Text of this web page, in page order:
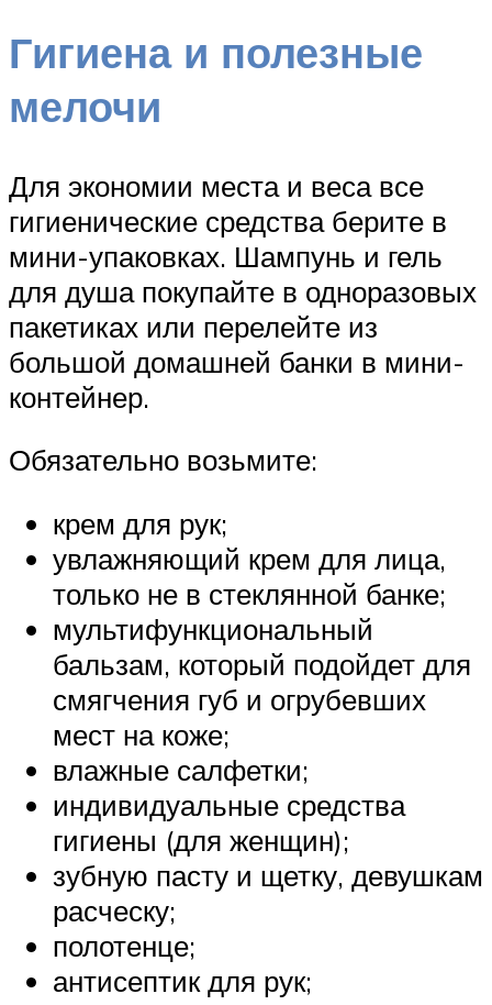
Гигиена и полезные
мелочи
Для экономии места и веса все
гигиенические средства берите в
мини-упаковках. Шампунь и гель
для душа покупайте в одноразовых
пакетиках или перелейте из
большой домашней банки в мини-
контейнер.
Обязательно возьмите:
крем для рук;
увлажняющий крем для лица,
только не в стеклянной банке;
мультифункциональный
бальзам, который подойдет для
смягчения губ и огрубевших
мест на коже;
влажные салфетки;
индивидуальные средства
гигиены (для женщин);
зубную пасту и щетку, девушкам
расческу;
полотенце;
антисептик для рук;